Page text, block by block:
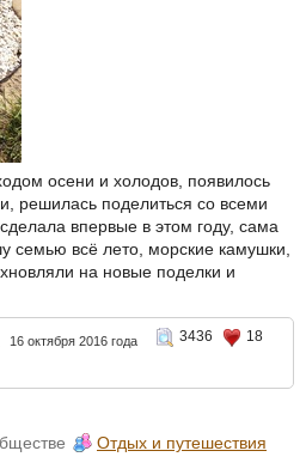
осени и холодов, появилось
решилась поделиться со всеми
впервые в этом году, сама
семью всё лето, морские камушки,
на новые поделки и
16 октября 2016 года 3436
18
Отдых и путешествия